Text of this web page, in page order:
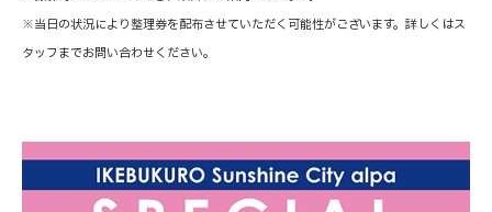
※当日の状況により整理券を配布させていただく可能性がございます。詳しくはス
タッフまでお問い合わせください。